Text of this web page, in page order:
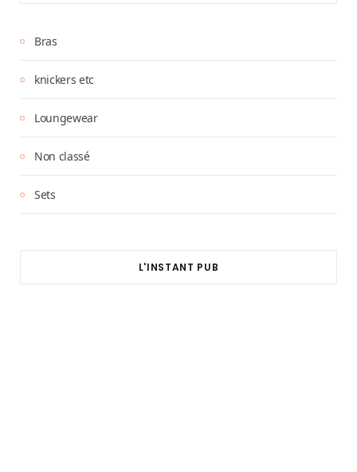
Bras
knickers etc
Loungewear
Non classé
Sets
L'INSTANT PUB